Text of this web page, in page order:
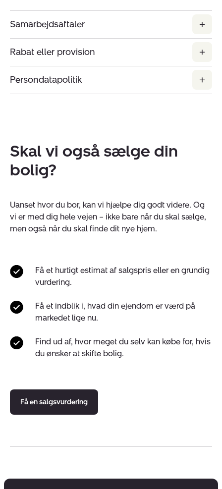
Samarbejdsaftaler
Rabat eller provision
Persondatapolitik
Skal vi også sælge din
bolig?
Uanset hvor du bor, kan vi hjælpe dig godt videre. Og
vi er med dig hele vejen – ikke bare når du skal sælge,
men også når du skal finde dit nye hjem.
Få et hurtigt estimat af salgspris eller en grundig
vurdering.
Få et indblik i, hvad din ejendom er værd på
markedet lige nu.
Find ud af, hvor meget du selv kan købe for, hvis
du ønsker at skifte bolig.
Få en salgsvurdering